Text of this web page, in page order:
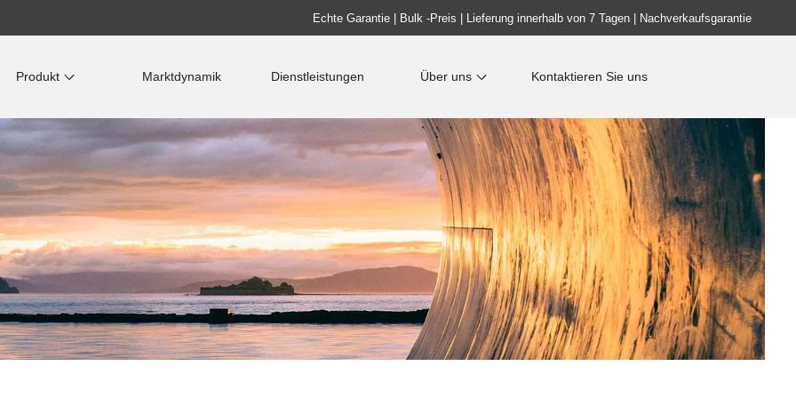
Echte Garantie | Bulk -Preis | Lieferung innerhalb von 7 Tagen | Nachverkaufsgarantie
Produkt Marktdynamik Dienstleistungen Über uns Kontaktieren Sie uns